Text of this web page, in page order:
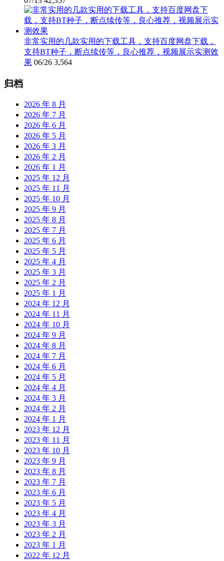
非常实用的几款实用的下载工具，支持百度网盘下载，
支持BT种子，断点续传等，良心推荐，视频展示实测效
果 06/26 3,564
归档
2026 年 8 月
2026 年 7 月
2026 年 6 月
2026 年 5 月
2026 年 3 月
2026 年 2 月
2026 年 1 月
2025 年 12 月
2025 年 11 月
2025 年 10 月
2025 年 9 月
2025 年 8 月
2025 年 7 月
2025 年 6 月
2025 年 5 月
2025 年 4 月
2025 年 3 月
2025 年 2 月
2025 年 1 月
2024 年 12 月
2024 年 11 月
2024 年 10 月
2024 年 9 月
2024 年 8 月
2024 年 7 月
2024 年 6 月
2024 年 5 月
2024 年 4 月
2024 年 3 月
2024 年 2 月
2024 年 1 月
2023 年 12 月
2023 年 11 月
2023 年 10 月
2023 年 9 月
2023 年 8 月
2023 年 7 月
2023 年 6 月
2023 年 5 月
2023 年 4 月
2023 年 3 月
2023 年 2 月
2023 年 1 月
2022 年 12 月